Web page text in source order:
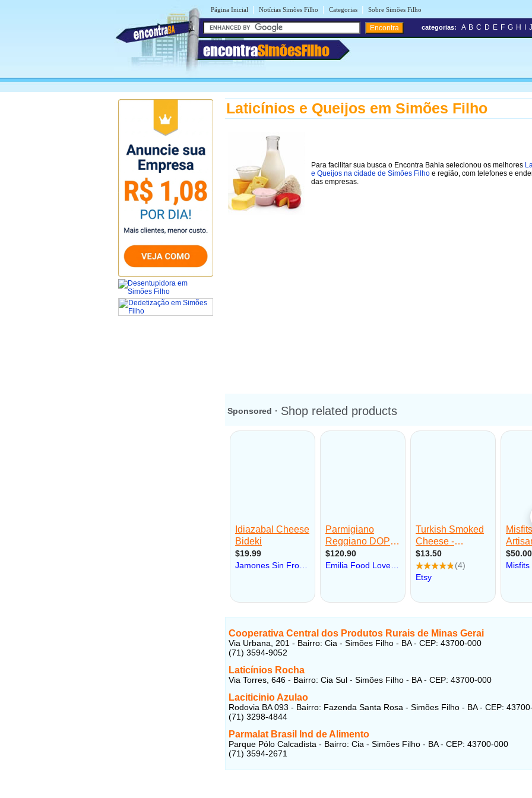
Página Inicial | Notícias Simões Filho | Categorias | Sobre Simões Filho
encontraSimõesFilho
categorias: A B C D E F G H J
Laticínios e Queijos em Simões Filho
Para facilitar sua busca o Encontra Bahia selecionou os melhores
e Queijos na cidade de Simões Filho e região, com telefones e
das empresas.
Cooperativa Central dos Produtos Rurais de Minas Gerai
Via Urbana, 201 - Bairro: Cia - Simões Filho - BA - CEP: 43700-000
(71) 3594-9052
Laticínios Rocha
Via Torres, 646 - Bairro: Cia Sul - Simões Filho - BA - CEP: 43700-000
Laciticinio Azulao
Rodovia BA 093 - Bairro: Fazenda Santa Rosa - Simões Filho - BA - CEP:
(71) 3298-4844
Parmalat Brasil Ind de Alimento
Parque Pólo Calcadista - Bairro: Cia - Simões Filho - BA - CEP: 43700-000
(71) 3594-2671